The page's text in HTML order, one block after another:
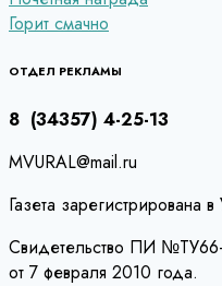
по
записям
Горит смачно
ОТДЕЛ РЕКЛАМЫ
8 (34357) 4-25-13
MVURAL@mail.ru
Газета
Свидетельство ПИ
от 7 февраля 2010 года.